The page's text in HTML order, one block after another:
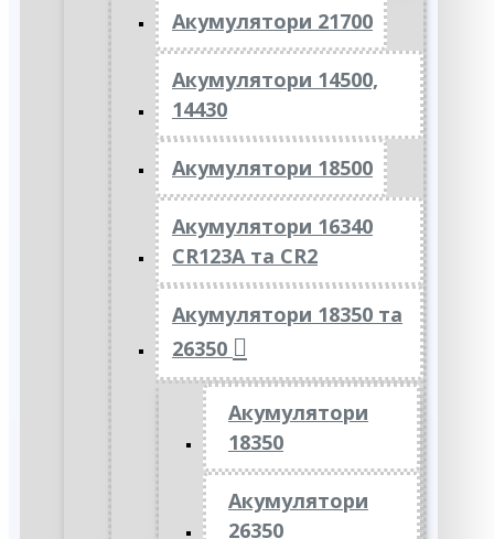
Акумулятори 21700
Акумулятори 14500,
14430
Акумулятори 18500
Акумулятори 16340
CR123A та CR2
Акумулятори 18350 та
26350
Акумулятори
18350
Акумулятори
26350